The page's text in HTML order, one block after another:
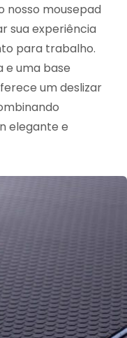
nosso mousepad
sua experiência
para trabalho.
e uma base
um deslizar
elegante e